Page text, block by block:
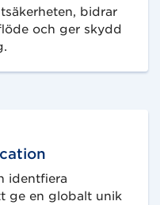
bidrar
och ger skydd
identfiera
ge en globalt unik